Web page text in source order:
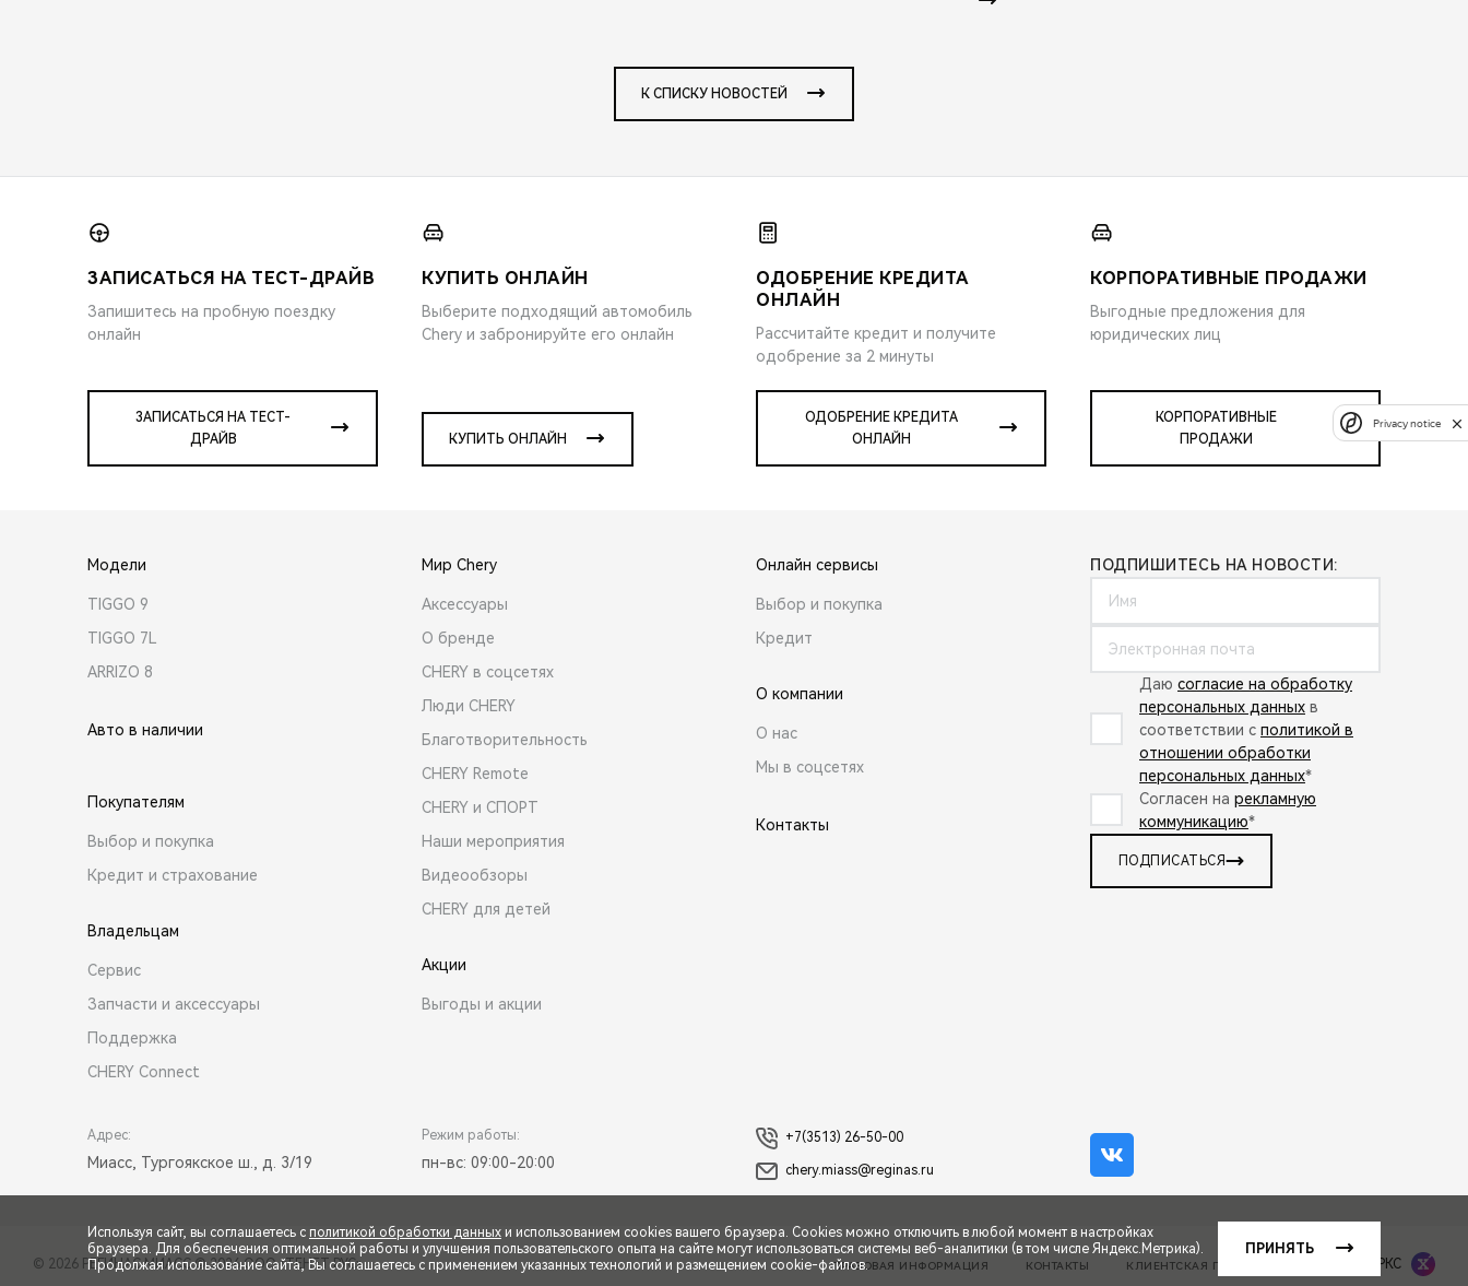
К СПИСКУ НОВОСТЕЙ
ЗАПИСАТЬСЯ НА ТЕСТ-ДРАЙВ
Запишитесь на пробную поездку
онлайн
ЗАПИСАТЬСЯ НА ТЕСТ-
ДРАЙВ
КУПИТЬ ОНЛАЙН
Выберите подходящий автомобиль
Chery и забронируйте его онлайн
КУПИТЬ ОНЛАЙН
ОДОБРЕНИЕ КРЕДИТА
ОНЛАЙН
Рассчитайте кредит и получите
одобрение за 2 минуты
ОДОБРЕНИЕ КРЕДИТА
ОНЛАЙН
КОРПОРАТИВНЫЕ ПРОДАЖИ
Выгодные предложения для
юридических лиц
КОРПОРАТИВНЫЕ
ПРОДАЖИ
Модели
TIGGO 9
TIGGO 7L
ARRIZO 8
Авто в наличии
Покупателям
Выбор и покупка
Кредит и страхование
Владельцам
Сервис
Запчасти и аксессуары
Поддержка
CHERY Connect
Мир Chery
Аксессуары
О бренде
CHERY в соцсетях
Люди CHERY
Благотворительность
CHERY Remote
CHERY и СПОРТ
Наши мероприятия
Видеообзоры
CHERY для детей
Акции
Выгоды и акции
Онлайн сервисы
Выбор и покупка
Кредит
О компании
О нас
Мы в соцсетях
Контакты
ПОДПИШИТЕСЬ НА НОВОСТИ:
Даю согласие на обработку
персональных данных в
соответствии с политикой в
отношении обработки
персональных данных*
Согласен на рекламную
коммуникацию*
ПОДПИСАТЬСЯ
Адрес:
Миасс, Тургоякское ш., д. 3/19
Режим работы:
пн-вс: 09:00-20:00
+7(3513) 26-50-00
chery.miass@reginas.ru
© 2026 РЕГИНАС МИАСС © 2026 ООО «ТЕНЕТ РУС» ПРАВОВАЯ ИНФОРМАЦИЯ КОНТАКТЫ КЛИЕНТСКАЯ ПОДДЕРЖКА Сделано в ПЕРКС
Используя сайт, вы соглашаетесь с политикой обработки данных и использованием cookies вашего браузера. Cookies можно отключить в любой момент в настройках
браузера. Для обеспечения оптимальной работы и улучшения пользовательского опыта на сайте могут использоваться системы веб-аналитики (в том числе Яндекс.Метрика).
Продолжая использование сайта, Вы соглашаетесь с применением указанных технологий и размещением cookie-файлов.
ПРИНЯТЬ
Privacy notice